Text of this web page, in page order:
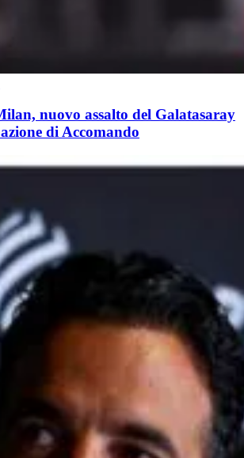
nuovo assalto del Galatasaray
di Accomando